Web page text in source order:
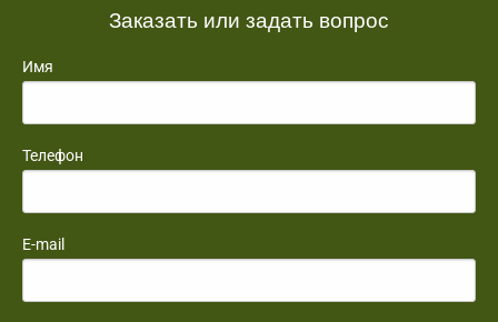
Заказать или задать вопрос
Имя
Телефон
E-mail